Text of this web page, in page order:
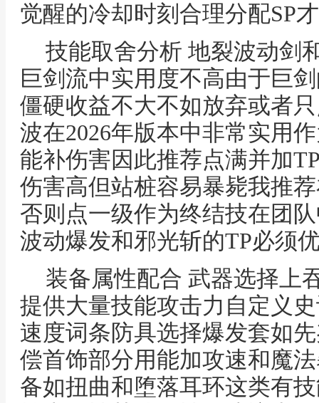
觉醒的冷却时刻合理分配SP
技能取舍分析 地裂波动剑
巨剑流中实用度不高由于巨
僵硬收益不大不如放弃或者
波在2026年版本中非常实用
能补伤害因此推荐点满并加
伤害高但站桩容易暴毙我推
否则点一级作为终结技在团
波动爆发和邪光斩的TP必须
装备属性配合 武器选择上
提供大量技能攻击力自定义
速度词条防具选择爆发套如
偿首饰部分用能加攻速和魔
备如扭曲和堕落耳环这类有